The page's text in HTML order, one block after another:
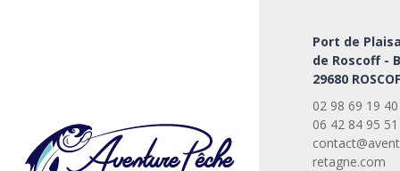
être
sur
la
page
du
produit
Port de
de Roscoff -
29680
02 98 69 19 40
06 42 84 95 51
retagne.com